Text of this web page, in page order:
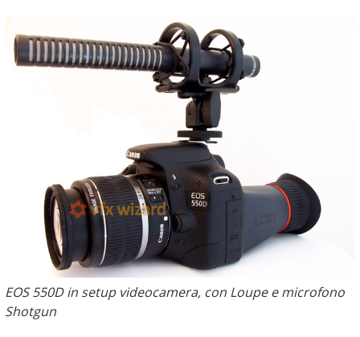
EOS 550D in setup videocamera, con Loupe e microfono
Shotgun